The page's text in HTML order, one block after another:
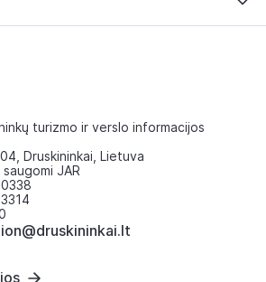
turizmo ir verslo informacijos
Druskininkai, Lietuva
JAR